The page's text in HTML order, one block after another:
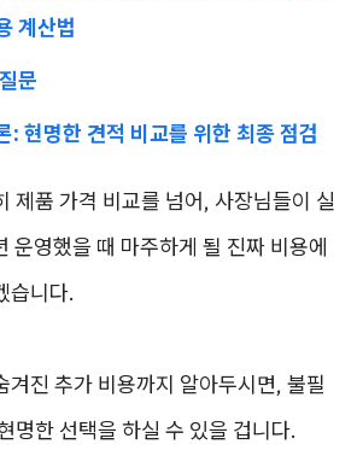
계산법
문
: 현명한 견적 비교를 위한 최종 점검
제품 가격 비교를 넘어, 사장님들이 실
영했을 때 마주하게 될 진짜 비용에
습니다.
겨진 추가 비용까지 알아두시면, 불필
명한 선택을 하실 수 있을 겁니다.